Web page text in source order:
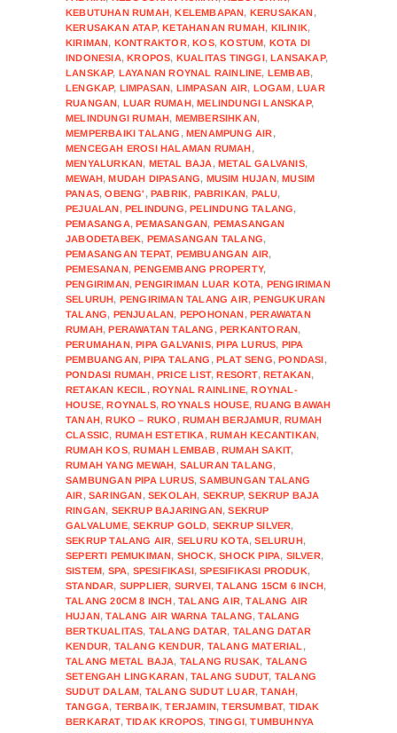
KEBUTUHAN RUMAH,KELEMBAPAN, KERUSAKAN,
KERUSAKAN ATAP,KETAHANAN RUMAH, KILINIK,
KIRIMAN, KONTRAKTOR,KOS,KOSTUM, KOTA DI
INDONESIA,KROPOS, KUALITAS TINGGI,LANSAKAP,
LANSKAP, LAYANAN ROYNAL RAINLINE, LEMBAB,
LENGKAP, LIMPASAN, LIMPASAN AIR, LOGAM,LUAR
RUANGAN, LUAR RUMAH,MELINDUNGI LANSKAP,
MELINDUNGI RUMAH, MEMBERSIHKAN,
MEMPERBAIKI TALANG ,MENAMPUNG AIR,
MENCEGAH EROSI HALAMAN RUMAH,
MENYALURKAN, METAL BAJA,METAL GALVANIS,
MEWAH,MUDAH DIPASANG, MUSIM HUJAN,MUSIM
PANAS,OBENG' ,PABRIK, PABRIKAN, PALU,
PEJUALAN,PELINDUNG,PELINDUNG TALANG,
PEMASANGA,PEMASANGAN, PEMASANGAN
JABODETABEK, PEMASANGAN TALANG,
PEMASANGAN TEPAT, PEMBUANGAN AIR,
PEMESANAN,PENGEMBANG PROPERTY,
PENGIRIMAN,PENGIRIMAN LUAR KOTA, PENGIRIMAN
SELURUH, PENGIRIMAN TALANG AIR,PENGUKURAN
TALANG, PENJUALAN, PEPOHONAN,PERAWATAN
RUMAH,PERAWATAN TALANG ,PERKANTORAN,
PERUMAHAN,PIPA GALVANIS,PIPA LURUS, PIPA
PEMBUANGAN,PIPA TALANG ,PLAT SENG,PONDASI,
PONDASI RUMAH,PRICE LIST,RESORT,RETAKAN,
RETAKAN KECIL ,ROYNAL RAINLINE,ROYNAL-
HOUSE,ROYNALS,ROYNALS HOUSE,RUANG BAWAH
TANAH,RUKO – RUKO ,RUMAH BERJAMUR,RUMAH
CLASSIC, RUMAH ESTETIKA,RUMAH KECANTIKAN,
RUMAH KOS,RUMAH LEMBAB,RUMAH SAKIT,
RUMAH YANG MEWAH, SALURAN TALANG,
SAMBUNGAN PIPA LURUS,SAMBUNGAN TALANG
AIR,SARINGAN,SEKOLAH, SEKRUP,SEKRUP BAJA
RINGAN, SEKRUP BAJARINGAN,SEKRUP
GALVALUME,SEKRUP GOLD, SEKRUP SILVER,
SEKRUP TALANG AIR, SELURU KOTA,SELURUH,
SEPERTI PEMUKIMAN, SHOCK,SHOCK PIPA, SILVER,
SISTEM, SPA, SPESIFIKASI,SPESIFIKASI PRODUK,
STANDAR, SUPPLIER, SURVEI,TALANG 15CM 6 INCH,
TALANG 20CM 8 INCH,TALANG AIR,TALANG AIR
HUJAN,TALANG AIR WARNA TALANG,TALANG
BERTKUALITAS, TALANG DATAR, TALANG DATAR
KENDUR, TALANG KENDUR, TALANG MATERIAL ,
TALANG METAL BAJA, TALANG RUSAK, TALANG
SETENGAH LINGKARAN,TALANG SUDUT, TALANG
SUDUT DALAM, TALANG SUDUT LUAR,TANAH,
TANGGA, TERBAIK,TERJAMIN,TERSUMBAT, TIDAK
BERKARAT,TIDAK KROPOS, TINGGI,TUMBUHNYA